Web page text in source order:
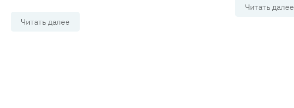
Читать далее
Читать далее